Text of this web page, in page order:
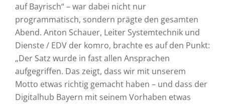
auf Bayrisch“ – war dabei nicht nur
programmatisch, sondern prägte den gesamten
Abend. Anton Schauer, Leiter Systemtechnik und
Dienste / EDV der komro, brachte es auf den Punkt:
„Der Satz wurde in fast allen Ansprachen
aufgegriffen. Das zeigt, dass wir mit unserem
Motto etwas richtig gemacht haben – und dass der
Digitalhub Bayern mit seinem Vorhaben etwas